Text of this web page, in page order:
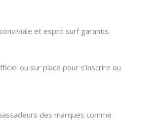
et esprit surf garantis.
ou sur place pour s’inscrire ou
des marques comme